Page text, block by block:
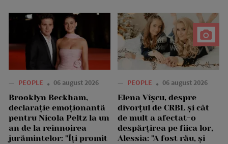
— PEOPLE 06 august 2026
Brooklyn Beckham,
declarație emoționantă
pentru Nicola Peltz la un
an de la reînnoirea
jurămintelor: "Îți promit
— PEOPLE 06 august 2026
Elena Vîșcu, despre
divorțul de CRBL și cât
de mult a afectat-o
despărțirea pe fiica lor,
Alessia: "A fost rău, și